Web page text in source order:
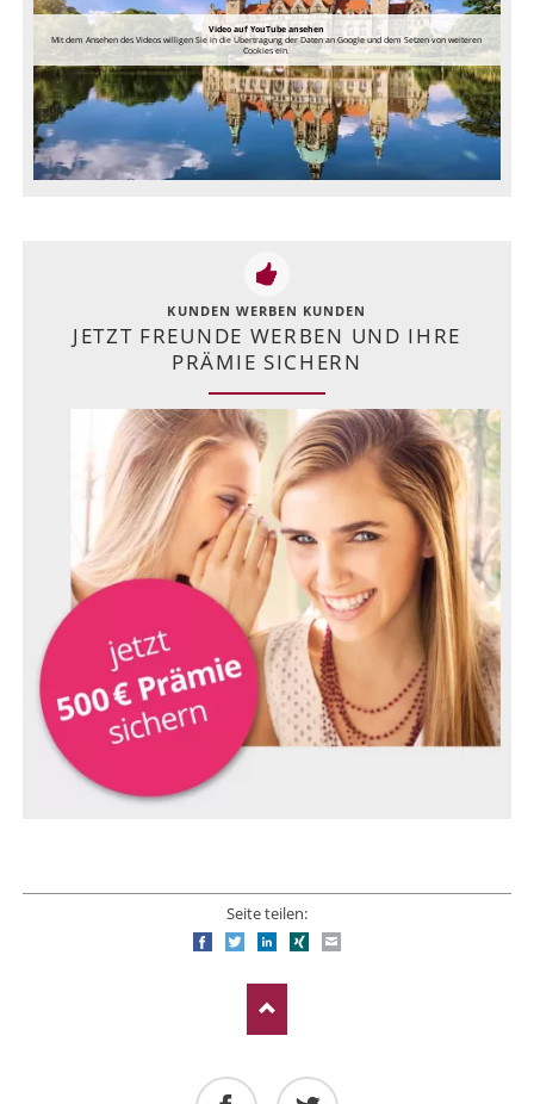
Video auf YouTube ansehen
Mit dem Ansehen des Videos willigen Sie in die Übertragung der Daten an Google und dem Setzen von weiteren
Cookies ein.
KUNDEN WERBEN KUNDEN
JETZT FREUNDE WERBEN UND IHRE
PRÄMIE SICHERN
Seite teilen:
FacebookTwitterLinkedIn
Xing